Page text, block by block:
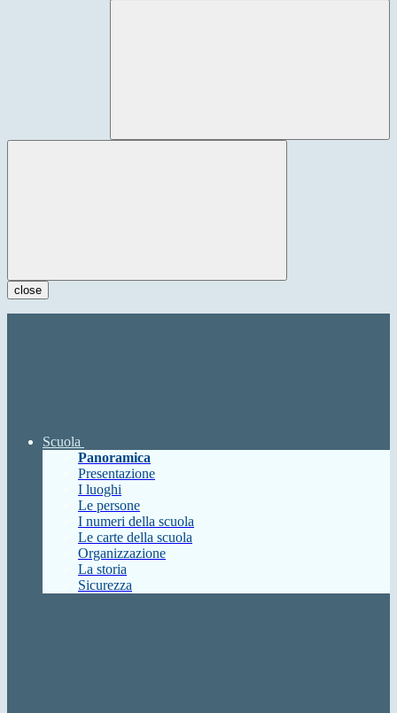
close
Scuola
Panoramica
Presentazione
I luoghi
Le persone
I numeri della scuola
Le carte della scuola
Organizzazione
La storia
Sicurezza